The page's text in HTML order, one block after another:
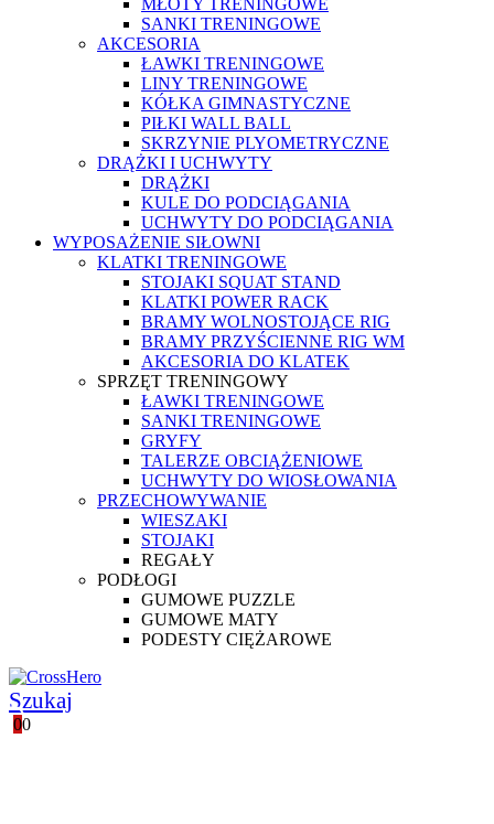
MŁOTY TRENINGOWE
SANKI TRENINGOWE
AKCESORIA
ŁAWKI TRENINGOWE
LINY TRENINGOWE
KÓŁKA GIMNASTYCZNE
PIŁKI WALL BALL
SKRZYNIE PLYOMETRYCZNE
DRĄŻKI I UCHWYTY
DRĄŻKI
KULE DO PODCIĄGANIA
UCHWYTY DO PODCIĄGANIA
WYPOSAŻENIE SIŁOWNI
KLATKI TRENINGOWE
STOJAKI SQUAT STAND
KLATKI POWER RACK
BRAMY WOLNOSTOJĄCE RIG
BRAMY PRZYŚCIENNE RIG WM
AKCESORIA DO KLATEK
SPRZĘT TRENINGOWY
ŁAWKI TRENINGOWE
SANKI TRENINGOWE
GRYFY
TALERZE OBCIĄŻENIOWE
UCHWYTY DO WIOSŁOWANIA
PRZECHOWYWANIE
WIESZAKI
STOJAKI
REGAŁY
PODŁOGI
GUMOWE PUZZLE
GUMOWE MATY
PODESTY CIĘŻAROWE
Szukaj
00